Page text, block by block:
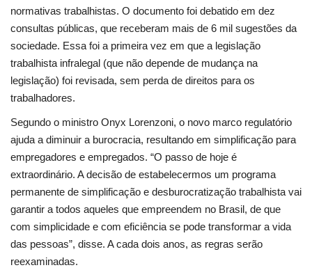
normativas trabalhistas. O documento foi debatido em dez
consultas públicas, que receberam mais de 6 mil sugestões da
sociedade. Essa foi a primeira vez em que a legislação
trabalhista infralegal (que não depende de mudança na
legislação) foi revisada, sem perda de direitos para os
trabalhadores.
Segundo o ministro Onyx Lorenzoni, o novo marco regulatório
ajuda a diminuir a burocracia, resultando em simplificação para
empregadores e empregados. “O passo de hoje é
extraordinário. A decisão de estabelecermos um programa
permanente de simplificação e desburocratização trabalhista vai
garantir a todos aqueles que empreendem no Brasil, de que
com simplicidade e com eficiência se pode transformar a vida
das pessoas”, disse. A cada dois anos, as regras serão
reexaminadas.